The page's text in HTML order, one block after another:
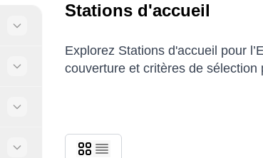
Stations d'accueil
Explorez Stations d'accueil pour
couverture et critères de